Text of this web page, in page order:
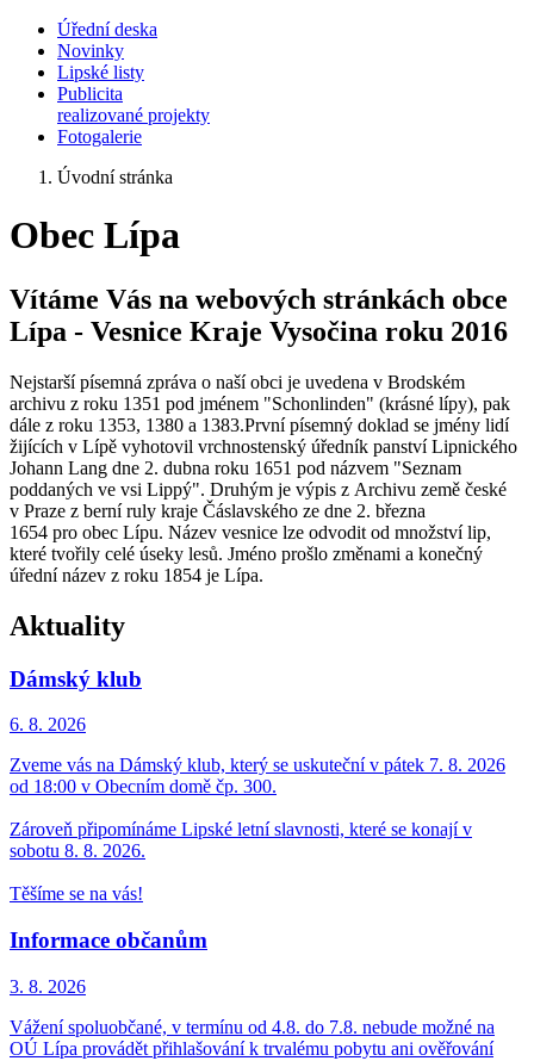
Úřední deska
Novinky
Lipské listy
Publicita
realizované projekty
Fotogalerie
Úvodní stránka
Obec Lípa
Vítáme Vás na webových stránkách obce
Lípa - Vesnice Kraje Vysočina roku 2016
Nejstarší písemná zpráva o naší obci je uvedena v Brodském
archivu z roku 1351 pod jménem "Schonlinden" (krásné lípy), pak
dále z roku 1353, 1380 a 1383.První písemný doklad se jmény lidí
žijících v Lípě vyhotovil vrchnostenský úředník panství Lipnického
Johann Lang dne 2. dubna roku 1651 pod názvem "Seznam
poddaných ve vsi Lippý". Druhým je výpis z Archivu země české
v Praze z berní ruly kraje Čáslavského ze dne 2. března
1654 pro obec Lípu. Název vesnice lze odvodit od množství lip,
které tvořily celé úseky lesů. Jméno prošlo změnami a konečný
úřední název z roku 1854 je Lípa.
Aktuality
Dámský klub
6. 8. 2026
Zveme vás na Dámský klub, který se uskuteční v pátek 7. 8. 2026
od 18:00 v Obecním domě čp. 300.
Zároveň připomínáme Lipské letní slavnosti, které se konají v
sobotu 8. 8. 2026.
Těšíme se na vás!
Informace občanům
3. 8. 2026
Vážení spoluobčané, v termínu od 4.8. do 7.8. nebude možné na
OÚ Lípa provádět přihlašování k trvalému pobytu ani ověřování